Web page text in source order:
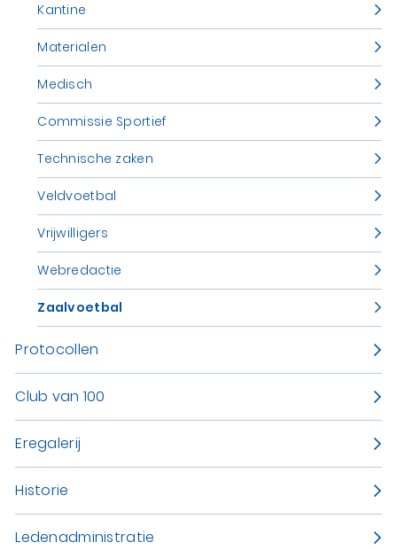
Kantine
Materialen
Medisch
Commissie Sportief
Technische zaken
Veldvoetbal
Vrijwilligers
Webredactie
Zaalvoetbal
Protocollen
Club van 100
Eregalerij
Historie
Ledenadministratie